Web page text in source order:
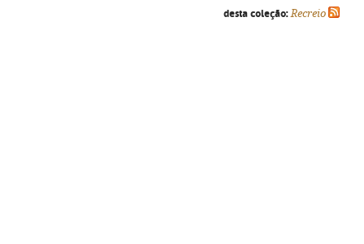
desta coleção: Recreio